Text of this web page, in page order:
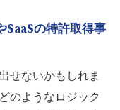
SaaSの特許取得事
せないかもしれま
のようなロジック